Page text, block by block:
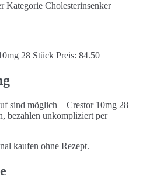
Kategorie Cholesterinsenker
28 Stück Preis: 84.50
sind möglich – Crestor 10mg 28
bezahlen unkompliziert per
kaufen ohne Rezept.